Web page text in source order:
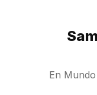
En